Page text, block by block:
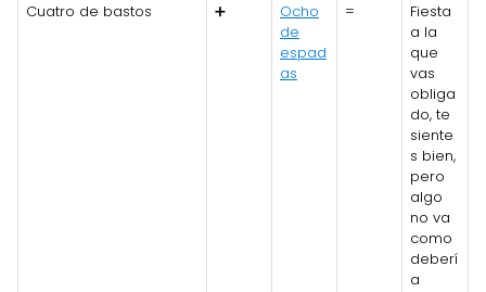
Cuatro de bastos
➕
Ocho
de
espad
as
=
Fiesta
a la
que
vas
obliga
do, te
siente
s bien,
pero
algo
no va
como
deberí
a